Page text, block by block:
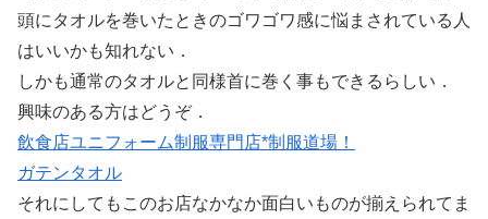
頭にタオルを巻いたときのゴワゴワ感に悩まされている人
はいいかも知れない．
しかも通常のタオルと同様首に巻く事もできるらしい．
興味のある方はどうぞ．
飲食店ユニフォーム制服専門店*制服道場！
ガテンタオル
それにしてもこのお店なかなか面白いものが揃えられてま